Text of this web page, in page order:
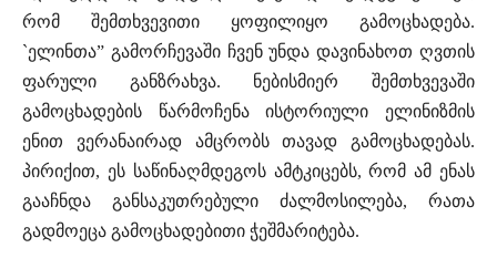
რომ შემთხვევითი ყოფილიყო გამოცხადება.
`ელინთა” გამორჩევაში ჩვენ უნდა დავინახოთ ღვთის
ფარული განზრახვა. ნებისმიერ შემთხვევაში
გამოცხადების წარმოჩენა ისტორიული ელინიზმის
ენით ვერანაირად ამცრობს თავად გამოცხადებას.
პირიქით, ეს საწინაღმდეგოს ამტკიცებს, რომ ამ ენას
გააჩნდა განსაკუთრებული ძალმოსილება, რათა
გადმოეცა გამოცხადებითი ჭეშმარიტება.